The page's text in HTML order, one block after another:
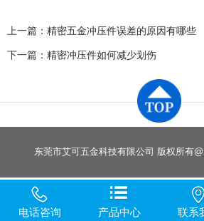
上一篇： 精密五金冲压件误差的原因有哪些
下一篇： 精密冲压件如何减少划伤
东莞市艾可五金科技有限公司 版权所有
电话咨询 产品中心 联系